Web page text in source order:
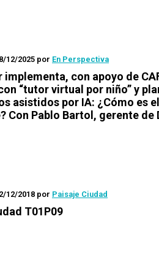
12/2025 por En Perspectiva
implementa, con apoyo de
“tutor virtual por niño” y
asistidos por IA: ¿Cómo es
Con Pablo Bartol, gerente de
12/2018 por Paisaje Ciudad
T01P09